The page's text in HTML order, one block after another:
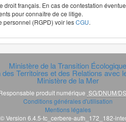
français. En cas de contestation
pour connaître de ce litige.
personnel (RGPD) voir lesCGU.
Ministère de la Transition Écologique
Territoires et des Relations avec
Ministère de la Mer
produit numérique SG/DNUM/
Conditions générales d'utilisation
Mentions légales
© Version 6.4.5-tc_cerbere-auth_172_182-